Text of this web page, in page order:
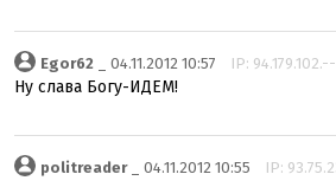
Egor62 _ 04.11.2012 10:57 IP:
Ну слава Богу-ИДЕМ!
politreader_ 04.11.2012 10:55 IP: